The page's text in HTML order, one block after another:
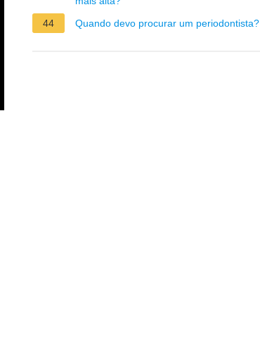
44
Quando devo procurar um periodontista?